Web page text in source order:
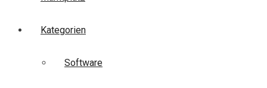
Kategorien
Software